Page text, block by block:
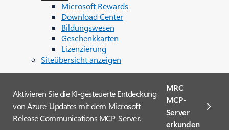
Microsoft Rewards
Download Center
Bildungswesen
Geschenkkarten
Lizenzierung
Siteübersicht anzeigen
Aktivieren Sie die KI-gesteuerte Entdeckung
von Azure-Updates mit dem Microsoft
Release Communications MCP-Server.
MRC
MCP-
Server
erkunden